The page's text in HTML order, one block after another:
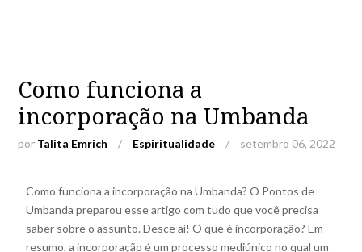
Como funciona a
incorporação na Umbanda
por Talita Emrich / Espiritualidade / setembro 06, 2022
Como funciona a incorporação na Umbanda? O Pontos de
Umbanda preparou esse artigo com tudo que você precisa
saber sobre o assunto. Desce aí! O que é incorporação? Em
resumo, a incorporação é um processo mediúnico no qual um